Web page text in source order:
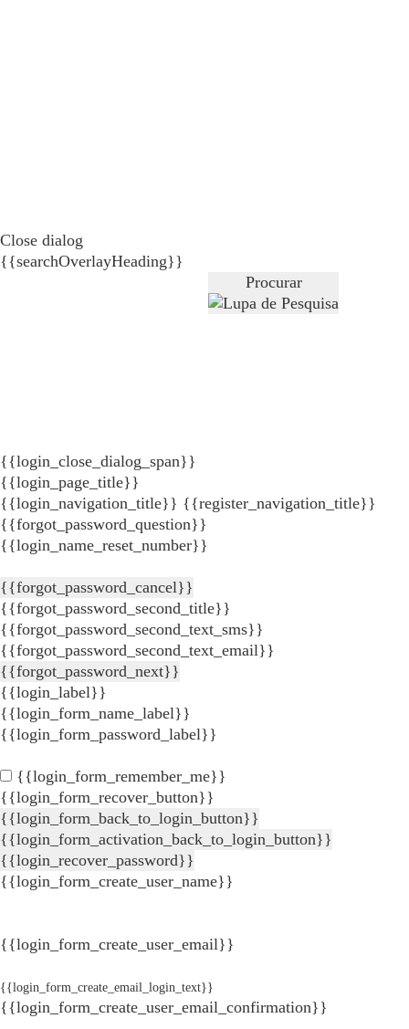
Close dialog
{{searchOverlayHeading}}
Procurar
{{login_close_dialog_span}}
{{login_page_title}}
{{login_navigation_title}} {{register_navigation_title}}
{{forgot_password_question}}
{{login_name_reset_number}}
{{forgot_password_cancel}}
{{forgot_password_second_title}}
{{forgot_password_second_text_sms}}
{{forgot_password_second_text_email}}
{{forgot_password_next}}
{{login_label}}
{{login_form_name_label}}
{{login_form_password_label}}
{{login_form_remember_me}}
{{login_form_recover_button}}
{{login_form_back_to_login_button}}
{{login_form_activation_back_to_login_button}}
{{login_recover_password}}
{{login_form_create_user_name}}
{{login_form_create_user_email}}
{{login_form_create_email_login_text}}
{{login_form_create_user_email_confirmation}}